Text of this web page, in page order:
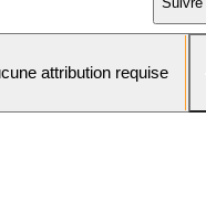
attribution requise